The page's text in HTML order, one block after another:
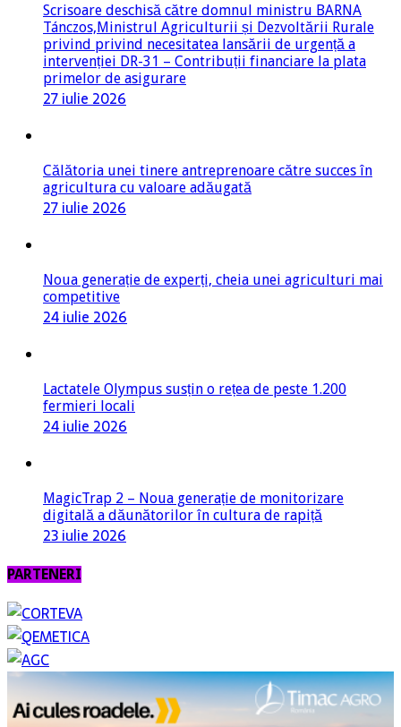
Scrisoare deschisă către domnul ministru BARNA
Tánczos,Ministrul Agriculturii și Dezvoltării Rurale
privind privind necesitatea lansării de urgență a
intervenției DR-31 – Contribuții financiare la plata
primelor de asigurare
27 iulie 2026
Călătoria unei tinere antreprenoare către succes în
agricultura cu valoare adăugată
27 iulie 2026
Noua generație de experți, cheia unei agriculturi mai
competitive
24 iulie 2026
Lactatele Olympus susțin o rețea de peste 1.200
fermieri locali
24 iulie 2026
MagicTrap 2 – Noua generație de monitorizare
digitală a dăunătorilor în cultura de rapiță
23 iulie 2026
PARTENERI